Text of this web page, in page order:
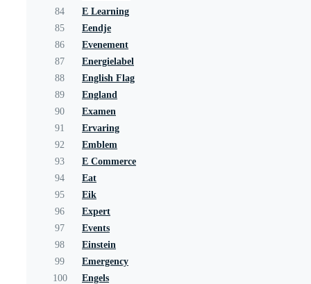
84
E Learning
85
Eendje
86
Evenement
87
Energielabel
88
English Flag
89
England
90
Examen
91
Ervaring
92
Emblem
93
E Commerce
94
Eat
95
Eik
96
Expert
97
Events
98
Einstein
99
Emergency
100
Engels